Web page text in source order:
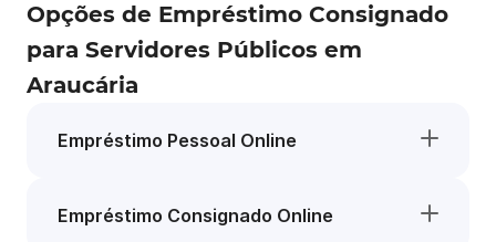
Opções de Empréstimo Consignado
para Servidores Públicos em
Araucária
Empréstimo Pessoal Online
Empréstimo Consignado Online